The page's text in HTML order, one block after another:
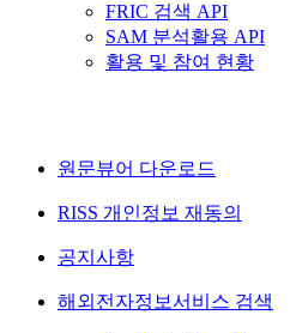
FRIC 검색 API
SAM 분석활용 API
활용 및 참여 현황
원문뷰어 다운로드
RISS 개인정보 재동의
공지사항
해외전자정보서비스 검색